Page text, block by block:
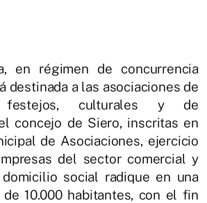
en régimen de concurrencia
destinada a las asociaciones de
culturales y de
concejo de Siero, inscritas en
de Asociaciones, ejercicio
del sector comercial y
social radique en una
10.000 habitantes, con el fin